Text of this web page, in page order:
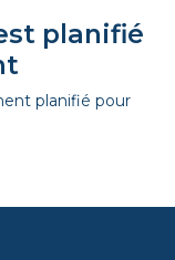
planifié
planifié pour